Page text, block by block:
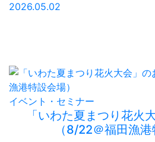
2026.05.02
イベント・セミナー
「いわた夏まつり花火
（8/22＠福田漁港